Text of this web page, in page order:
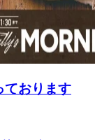
ております